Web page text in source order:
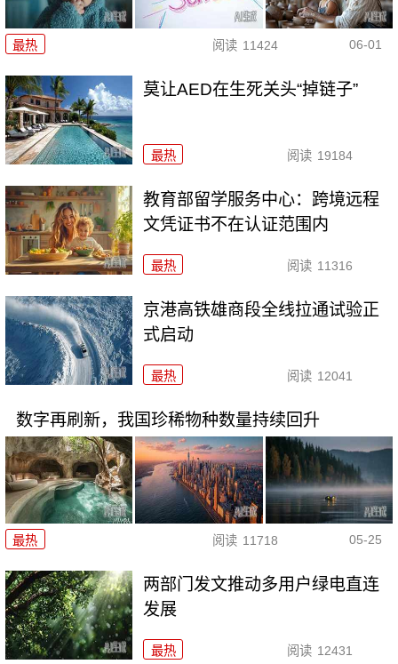
最热 阅读 11424 06-01
莫让AED在生死关头“掉链子”
最热 阅读 19184
教育部留学服务中心：跨境远程
文凭证书不在认证范围内
最热 阅读 11316
京港高铁雄商段全线拉通试验正
式启动
最热 阅读 12041
数字再刷新，我国珍稀物种数量持续回升
最热 阅读 11718 05-25
两部门发文推动多用户绿电直连
发展
最热 阅读 12431